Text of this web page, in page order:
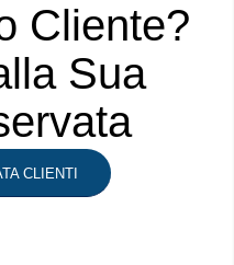
Cliente?
Sua
CLIENTI